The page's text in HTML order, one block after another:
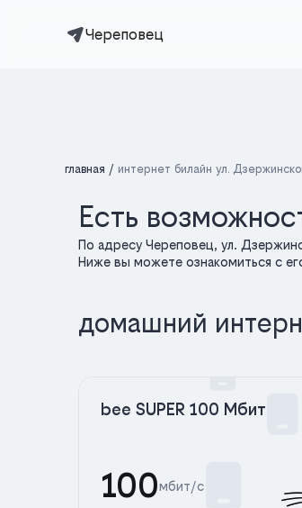
Череповец
главная интернет билайн ул.
Есть
По адресу Череповец, ул.
Ниже вы можете ознакомиться с
домашний
bee SUPER 100 Мбит
100мбит/с